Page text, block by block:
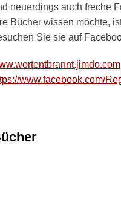
neuerdings auch freche
Bücher wissen möchte,
Sie sie auf
www.facebook.com/